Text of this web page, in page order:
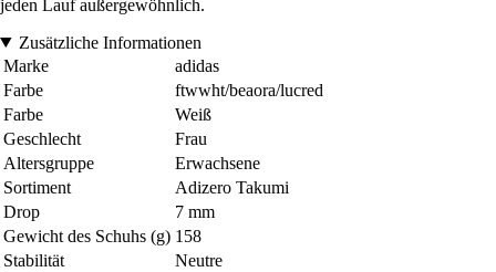
jeden Lauf außergewöhnlich.
Zusätzliche Informationen
Marke
adidas
Farbe
ftwwht/beaora/lucred
Farbe
Weiß
Geschlecht
Frau
Altersgruppe
Erwachsene
Sortiment
Adizero Takumi
Drop
7 mm
Gewicht des Schuhs (g) 158
Stabilität
Neutre